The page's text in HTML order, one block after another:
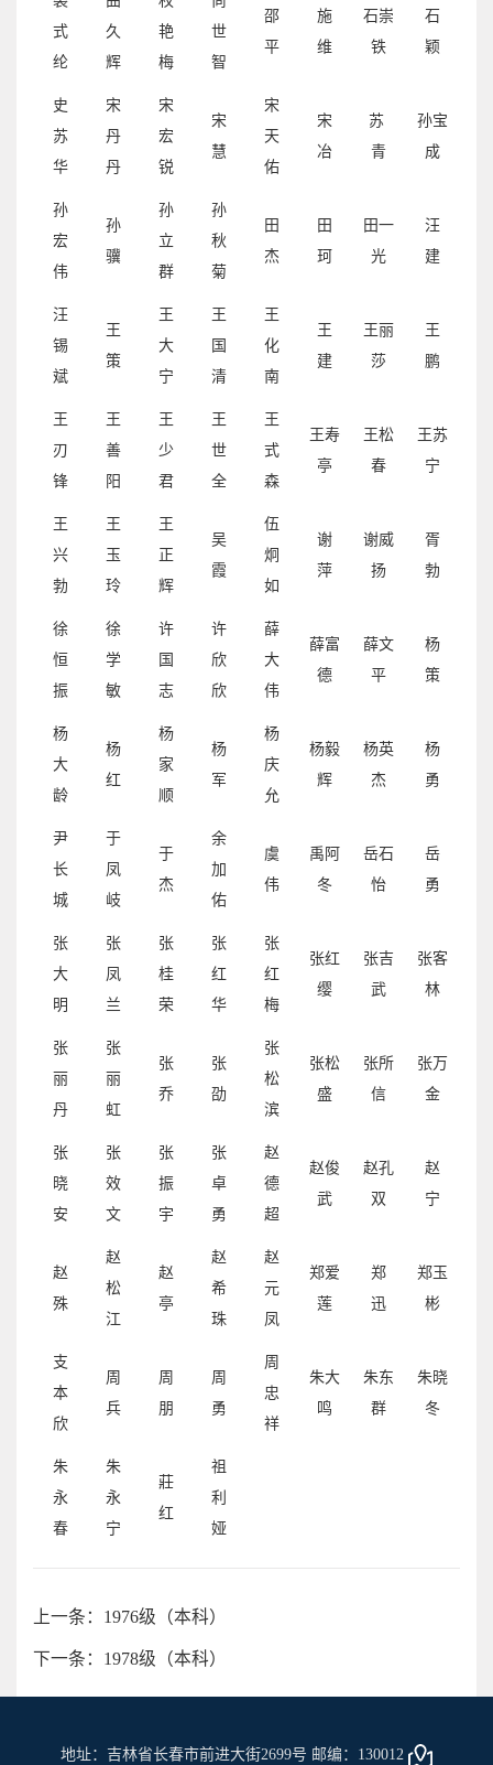
式
纶
久
辉
艳
梅
世
智
邵
平
施
维
石崇
铁
石
颖
史
苏
华
宋
丹
丹
宋
宏
锐
宋
慧
宋
天
佑
宋
冶
苏
青
孙宝
成
孙
宏
伟
孙
骥
孙
立
群
孙
秋
菊
田
杰
田
珂
田一
光
汪
建
汪
锡
斌
王
策
王
大
宁
王
国
清
王
化
南
王
建
王丽
莎
王
鹏
王
刃
锋
王
善
阳
王
少
君
王
世
全
王
式
森
王寿
亭
王松
春
王苏
宁
王
兴
勃
王
玉
玲
王
正
辉
吴
霞
伍
炯
如
谢
萍
谢威
扬
胥
勃
徐
恒
振
徐
学
敏
许
国
志
许
欣
欣
薛
大
伟
薛富
德
薛文
平
杨
策
杨
大
龄
杨
红
杨
家
顺
杨
军
杨
庆
允
杨毅
辉
杨英
杰
杨
勇
尹
长
城
于
凤
岐
于
杰
余
加
佑
虞
伟
禹阿
冬
岳石
怡
岳
勇
张
大
明
张
凤
兰
张
桂
荣
张
红
华
张
红
梅
张红
缨
张吉
武
张客
林
张
丽
丹
张
丽
虹
张
乔
张
劭
张
松
滨
张松
盛
张所
信
张万
金
张
晓
安
张
效
文
张
振
宇
张
卓
勇
赵
德
超
赵俊
武
赵孔
双
赵
宁
赵
殊
赵
松
江
赵
亭
赵
希
珠
赵
元
凤
郑爱
莲
郑
迅
郑玉
彬
支
本
欣
周
兵
周
朋
周
勇
周
忠
祥
朱大
鸣
朱东
群
朱晓
冬
朱
永
春
朱
永
宁
莊
红
祖
利
娅
上一条：1976级（本科）
下一条：1978级（本科）
地址：吉林省长春市前进大街2699号 邮编：130012